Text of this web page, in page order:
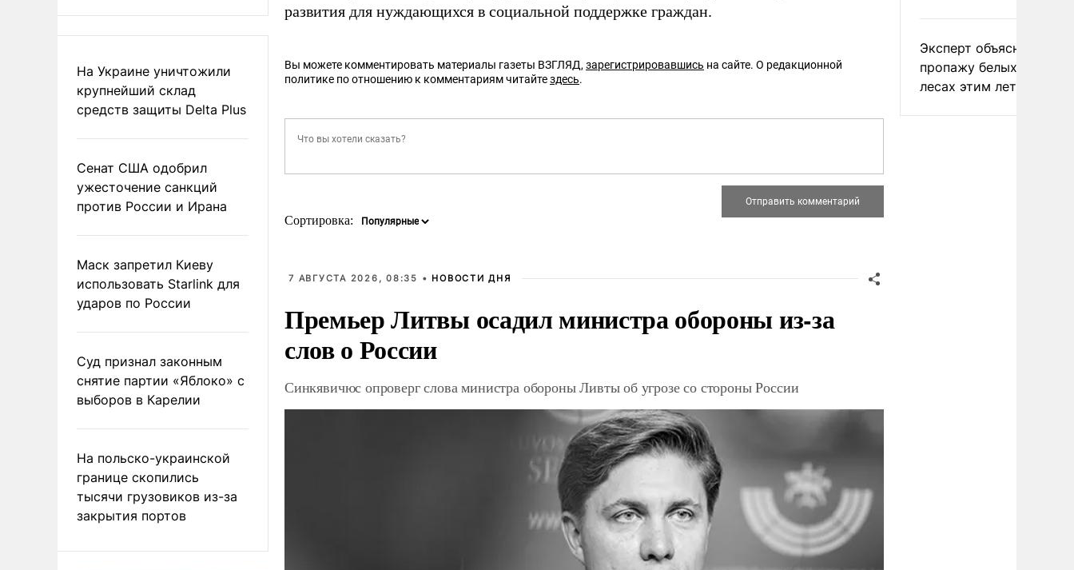
На Украине уничтожили
крупнейший склад
средств защиты Delta Plus
Сенат США одобрил
ужесточение санкций
против России и Ирана
Маск запретил Киеву
использовать Starlink для
ударов по России
Суд признал законным
снятие партии «Яблоко» с
выборов в Карелии
На польско-украинской
границе скопились
тысячи грузовиков из-за
закрытия портов
развития для нуждающихся в социальной поддержке граждан.
Вы можете комментировать материалы газеты ВЗГЛЯД, зарегистрировавшись на сайте. О редакционной
политике по отношению к комментариям читайтездесь.
Сортировка:
7 АВГУСТА 2026, 08:35 • НОВОСТИ ДНЯ
Премьер Литвы осадил министра обороны из-за
слов о России
Синкявичюс опроверг слова министра обороны Ливты об угрозе со стороны России
Эксперт объяснил
пропажу белых грибов
лесах этим летом